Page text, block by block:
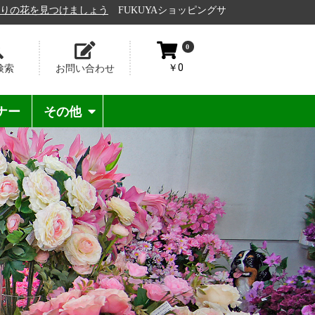
つけましょう FUKUYAショッピングサイトへようこそ♪
索 お問い合わせ
0
￥0
ー その他
リース壁掛